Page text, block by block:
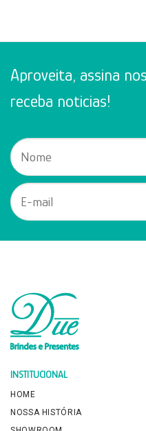
Aproveita, assina
receba noticias!
INSTITUCIONAL
HOME
NOSSA HISTÓRIA